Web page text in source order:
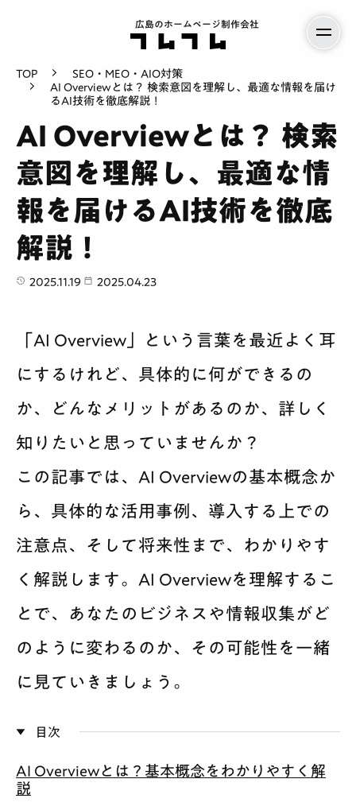
広島のホームページ制作会社
サービス案内
料金
会社紹介
相談する
TOP
SEO・MEO・AIO対策
AI Overviewとは？ 検索意図を理解し、最適な情報を届け
るAI技術を徹底解説！
AI Overviewとは？ 検索
意図を理解し、最適な情
報を届けるAI技術を徹底
解説！
2025.11.19 2025.04.23
「AI Overview」という言葉を最近よく耳
にするけれど、具体的に何ができるの
か、どんなメリットがあるのか、詳しく
知りたいと思っていませんか？
この記事では、AI Overviewの基本概念か
ら、具体的な活用事例、導入する上での
注意点、そして将来性まで、わかりやす
く解説します。AI Overviewを理解するこ
とで、あなたのビジネスや情報収集がど
のように変わるのか、その可能性を一緒
に見ていきましょう。
目次
AI Overviewとは？基本概念をわかりやすく解
説